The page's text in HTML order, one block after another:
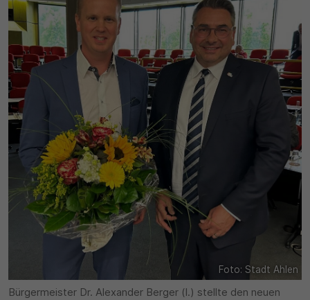
Foto: Stadt Ahlen
Bürgermeister Dr. Alexander Berger (l.) stellte den neuen
eingestellt hat.
Matomo
Laufzeit
30 Minuten
Wird für statistische Zwecke verwendet, um
vorübergehende Daten des Besuchs zu speichern.